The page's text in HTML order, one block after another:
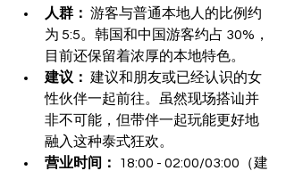
人群： 游客与普通本地人的比例约
为 5:5。韩国和中国游客约占 30%，
目前还保留着浓厚的本地特色。
建议： 建议和朋友或已经认识的女
性伙伴一起前往。虽然现场搭讪并
非不可能，但带伴一起玩能更好地
融入这种泰式狂欢。
营业时间：
18:00 - 02:00/03:00（建